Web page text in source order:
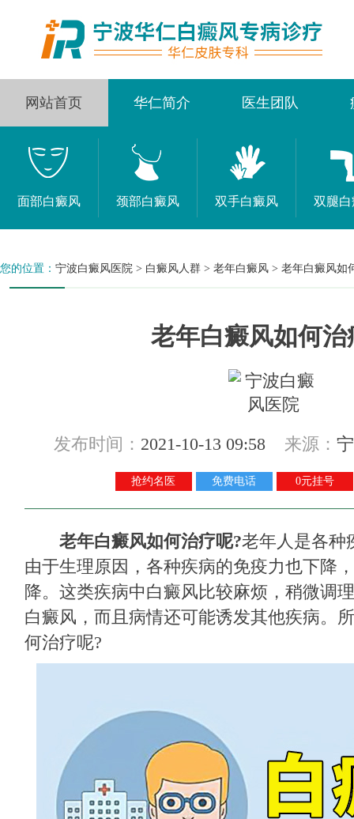
网站首页 华仁简介 医生团队
面部白癜风 颈部白癜风 双手白癜风 双腿
您的位置： 宁波白癜风医院 > 白癜风人群 > 老年白癜风 > 老年白癜风如
老年白癜风如何治
发布时间： 2021-10-13 09:58 来源：
抢约名医 免费电话 0元挂号
老年白癜风如何治疗呢?老年人是各种
由于生理原因，各种疾病的免疫力也下降
降。这类疾病中白癜风比较麻烦，稍微调
白癜风，而且病情还可能诱发其他疾病。
何治疗呢?